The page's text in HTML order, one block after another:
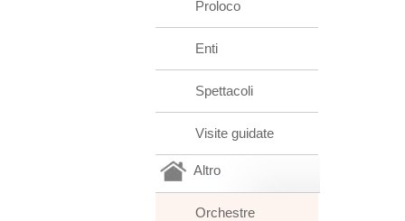
Proloco
Enti
Spettacoli
Visite guidate
Altro
Orchestre